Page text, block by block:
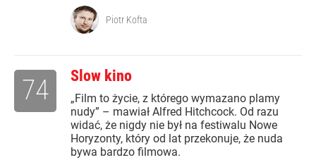
Piotr Kofta
Slow kino
„Film to życie, z którego wymazano plamy
nudy” – mawiał Alfred Hitchcock. Od razu
widać, że nigdy nie był na festiwalu Nowe
Horyzonty, który od lat przekonuje, że nuda
bywa bardzo filmowa.
74